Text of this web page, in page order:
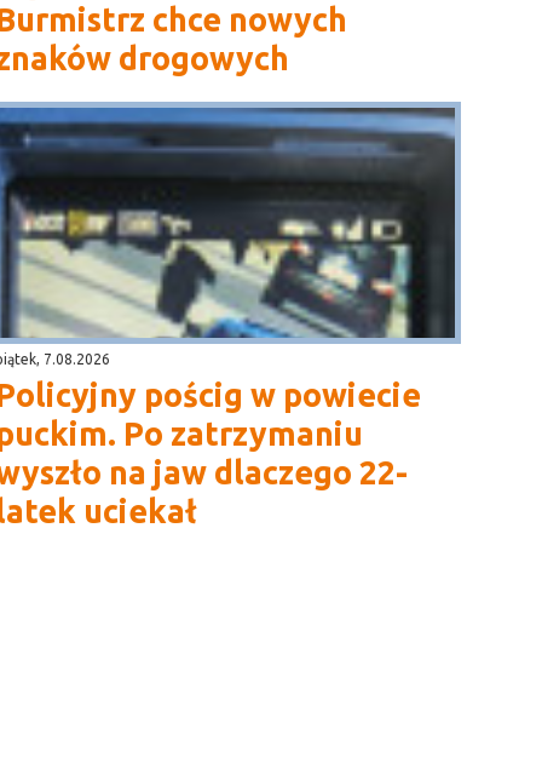
chce nowych
drogowych
7.08.2026
pościg w powiecie
Po zatrzymaniu
na jaw dlaczego 22-
uciekał